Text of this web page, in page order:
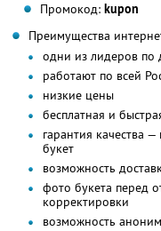
Промокод: kupon
Преимущества
одни из лидеров по
работают по всей
низкие цены
бесплатная и
гарантия качества
букет
возможность
фото букета перед
корректировки
возможность